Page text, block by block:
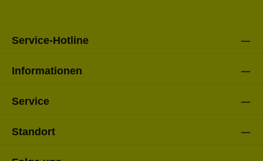
Service-Hotline
Informationen
Service
Standort